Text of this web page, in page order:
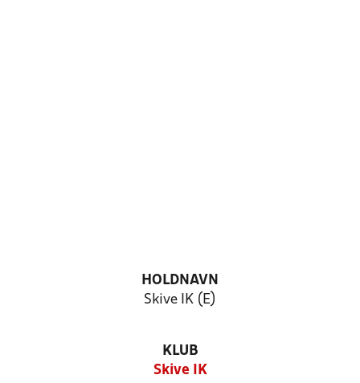
HOLDNAVN
Skive IK (E)
KLUB
Skive IK